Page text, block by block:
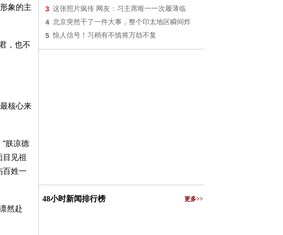
象的主
，也不
核心来
朕凉德
见祖
百姓一
然赴
3 这张照片疯传 网友：习主席唯一一次履薄临
4 北京突然干了一件大事，整个印太地区瞬间炸
5 惊人信号！习稍有不慎将万劫不复
48小时新闻排行榜 更多>>